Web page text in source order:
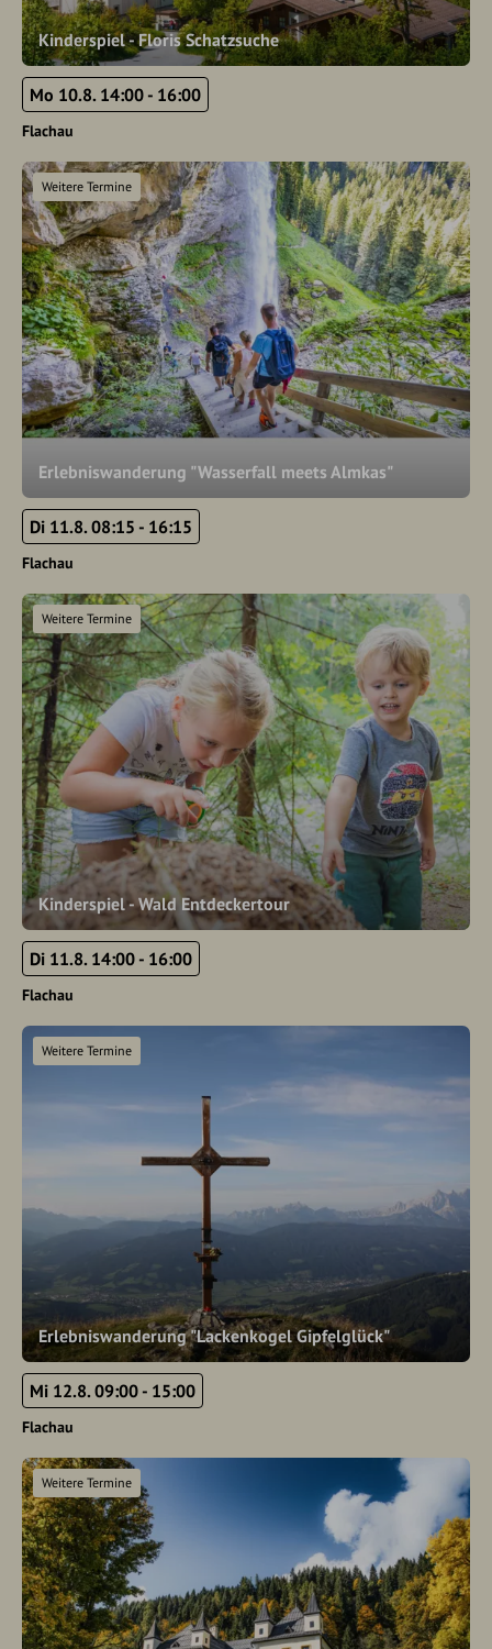
Kinderspiel - Floris Schatzsuche
Mo 10.8. 14:00 - 16:00
Flachau
Erlebniswanderung "Wasserfall meets Almkas"
Weitere Termine
Di 11.8. 08:15 - 16:15
Flachau
Kinderspiel - Wald Entdeckertour
Weitere Termine
Di 11.8. 14:00 - 16:00
Flachau
Erlebniswanderung "Lackenkogel Gipfelglück"
Weitere Termine
Mi 12.8. 09:00 - 15:00
Flachau
Weitere Termine